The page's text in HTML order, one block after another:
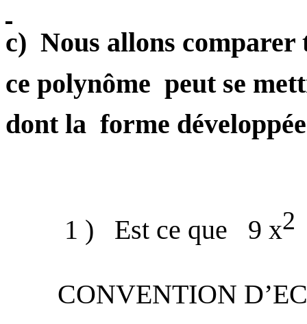
c) Nous allons
ce polynôme peut se
dont la forme
1 ) Est ce que 9 x2
CONVENTION